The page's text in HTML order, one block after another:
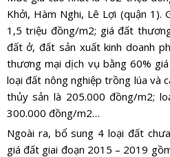
Khởi, Hàm Nghi, Lê Lợi (quận
1,5 triệu đồng/m2; giá đất
đất ở, đất sản xuất kinh doanh
thương mại dịch vụ bằng 60%
loại đất nông nghiệp trồng lúa và
thủy sản là 205.000 đồng/m2;
300.000 đồng/m2…
Ngoài ra, bổ sung 4 loại đất
giá đất giai đoạn 2015 – 2019